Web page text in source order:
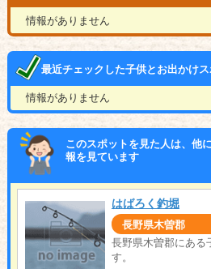
情報がありません
最近チェックした子供とお出かけス
情報がありません
このスポットを見た人は、他
報を見ています
はばろく釣堀
長野県木曽郡
長野県木曽郡にある
す。